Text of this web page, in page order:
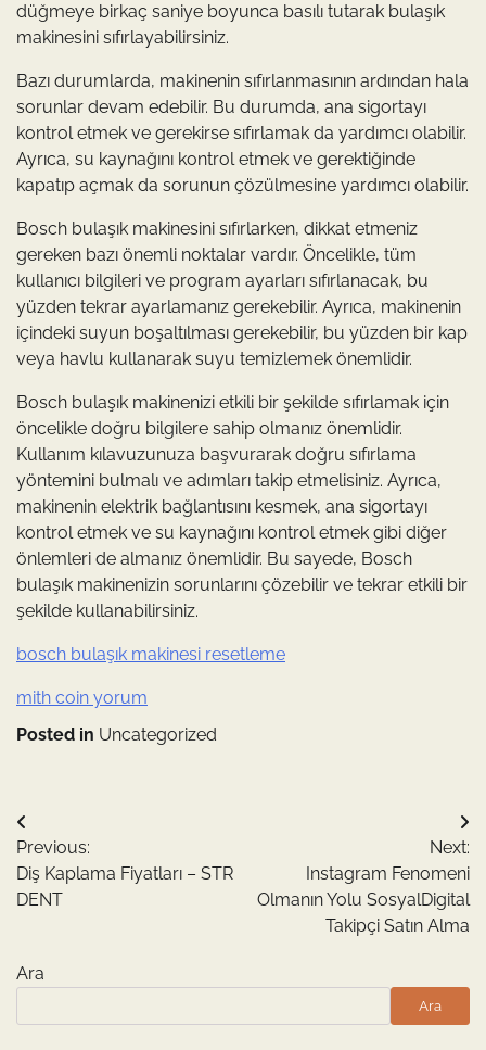
düğmeye birkaç saniye boyunca basılı tutarak bulaşık
makinesini sıfırlayabilirsiniz.
Bazı durumlarda, makinenin sıfırlanmasının ardından hala
sorunlar devam edebilir. Bu durumda, ana sigortayı
kontrol etmek ve gerekirse sıfırlamak da yardımcı olabilir.
Ayrıca, su kaynağını kontrol etmek ve gerektiğinde
kapatıp açmak da sorunun çözülmesine yardımcı olabilir.
Bosch bulaşık makinesini sıfırlarken, dikkat etmeniz
gereken bazı önemli noktalar vardır. Öncelikle, tüm
kullanıcı bilgileri ve program ayarları sıfırlanacak, bu
yüzden tekrar ayarlamanız gerekebilir. Ayrıca, makinenin
içindeki suyun boşaltılması gerekebilir, bu yüzden bir kap
veya havlu kullanarak suyu temizlemek önemlidir.
Bosch bulaşık makinenizi etkili bir şekilde sıfırlamak için
öncelikle doğru bilgilere sahip olmanız önemlidir.
Kullanım kılavuzunuza başvurarak doğru sıfırlama
yöntemini bulmalı ve adımları takip etmelisiniz. Ayrıca,
makinenin elektrik bağlantısını kesmek, ana sigortayı
kontrol etmek ve su kaynağını kontrol etmek gibi diğer
önlemleri de almanız önemlidir. Bu sayede, Bosch
bulaşık makinenizin sorunlarını çözebilir ve tekrar etkili bir
şekilde kullanabilirsiniz.
bosch bulaşık makinesi resetleme
mith coin yorum
Posted in Uncategorized
Yazı
gezinmesi
Previous:
Diş Kaplama Fiyatları – STR
DENT
Next:
Instagram Fenomeni
Olmanın Yolu SosyalDigital
Takipçi Satın Alma
Ara
Ara